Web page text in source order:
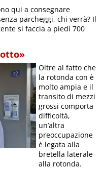
qui a consegnare
parcheggi, chi verrà? Il
si faccia a piedi 700
Oltre al fatto che
la rotonda con è
molto ampia e il
transito di mezzi
grossi comporta
difficoltà,
un’altra
preoccupazione
è legata alla
bretella laterale
alla rotonda.